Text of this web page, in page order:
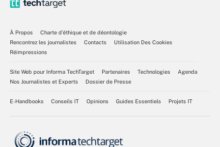
À Propos
Charte d’éthique et de déontologie
Rencontrez les journalistes
Contacts
Utilisation Des Cookies
Réimpressions
Site Web pour Informa TechTarget Partenaires Technologies
Agenda
Nos Journalistes et Experts
Dossier de Presse
E-Handbooks Conseils IT Opinions Guides Essentiels Projets IT